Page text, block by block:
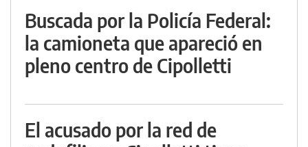
Buscada por la Policía Federal:
la camioneta que apareció en
pleno centro de Cipolletti
El acusado por la red de